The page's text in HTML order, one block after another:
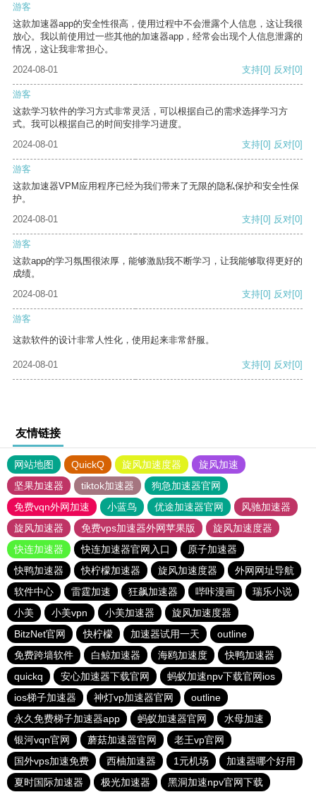
游客
这款加速器app的安全性很高，使用过程中不会泄露个人信息，这让我很
放心。我以前使用过一些其他的加速器app，经常会出现个人信息泄露的
情况，这让我非常担心。
2024-08-01
支持[0] 反对[0]
游客
这款学习软件的学习方式非常灵活，可以根据自己的需求选择学习方
式。我可以根据自己的时间安排学习进度。
2024-08-01
支持[0] 反对[0]
游客
这款加速器VPM应用程序已经为我们带来了无限的隐私保护和安全性保
护。
2024-08-01
支持[0] 反对[0]
游客
这款app的学习氛围很浓厚，能够激励我不断学习，让我能够取得更好的
成绩。
2024-08-01
支持[0] 反对[0]
游客
这款软件的设计非常人性化，使用起来非常舒服。
2024-08-01 支持[0] 反对[0]
友情链接
网站地图 QuickQ 旋风加速度器
旋风加速
坚果加速器
tiktok加速器
狗急加速器官网
免费vqn外网加速
小蓝鸟 优途加速器官网
风驰加速器
旋风加速器
免费vps加速器外网苹果版
旋风加速度器
快连加速器
快连加速器官网入口
原子加速器
快鸭加速器
快柠檬加速器 旋风加速度器
外网网址导航
软件中心
雷霆加速 狂飙加速器 哔咔漫画
瑞乐小说
小美
小美vpn 小美加速器
旋风加速度器
BitzNet官网
快柠檬 加速器试用一天
outline
免费跨墙软件
白鲸加速器 海鸥加速度
快鸭加速器
quickq
安心加速器下载官网
蚂蚁加速npv下载官网ios
ios梯子加速器
神灯vp加速器官网
outline
永久免费梯子加速器app
蚂蚁加速器官网
水母加速
银河vqn官网
蘑菇加速器官网
老王vp官网
国外vps加速免费
西柚加速器 1元机场
加速器哪个好用
夏时国际加速器
极光加速器 黑洞加速npv官网下载